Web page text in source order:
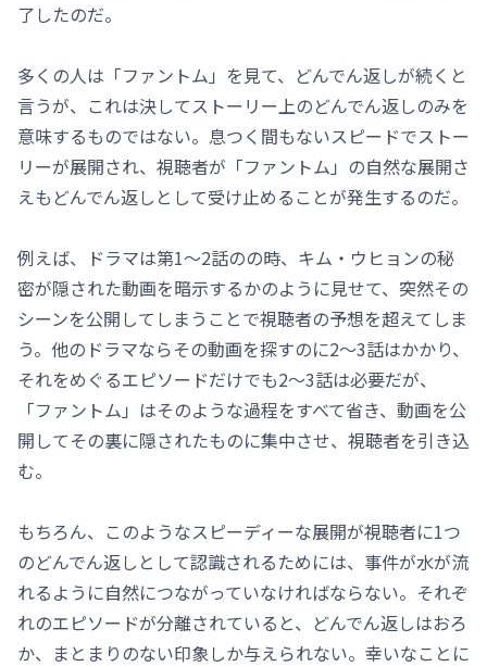
了したのだ。
多くの人は「ファントム」を見て、どんでん返しが続くと
言うが、これは決してストーリー上のどんでん返しのみを
意味するものではない。息つく間もないスピードでストー
リーが展開され、視聴者が「ファントム」の自然な展開さ
えもどんでん返しとして受け止めることが発生するのだ。
例えば、ドラマは第1～2話のの時、キム・ウヒョンの秘
密が隠された動画を暗示するかのように見せて、突然その
シーンを公開してしまうことで視聴者の予想を超えてしま
う。他のドラマならその動画を探すのに2～3話はかかり、
それをめぐるエピソードだけでも2～3話は必要だが、
「ファントム」はそのような過程をすべて省き、動画を公
開してその裏に隠されたものに集中させ、視聴者を引き込
む。
もちろん、このようなスピーディーな展開が視聴者に1つ
のどんでん返しとして認識されるためには、事件が水が流
れるように自然につながっていなければならない。それぞ
れのエピソードが分離されていると、どんでん返しはおろ
か、まとまりのない印象しか与えられない。幸いなことに